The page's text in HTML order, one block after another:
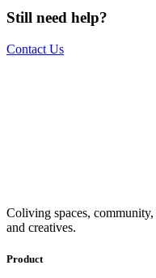
Still need help?
Contact Us
equipped with everything
productive.
Coliving spaces,
and creatives.
Product